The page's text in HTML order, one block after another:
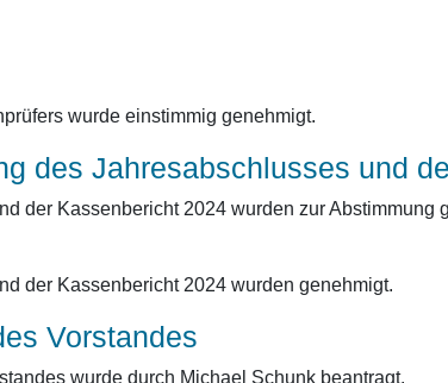
wurde einstimmig genehmigt.
des Jahresabschlusses und
der Kassenbericht 2024 wurden zur Abstimmung
der Kassenbericht 2024 wurden genehmigt.
Vorstandes
wurde durch Michael Schunk beantragt.